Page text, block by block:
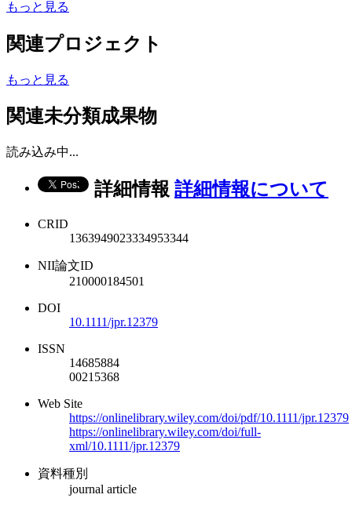
もっと見る
関連プロジェクト
もっと見る
関連未分類成果物
読み込み中...
詳細情報 詳細情報について
CRID
1363949023334953344
NII論文ID
210000184501
DOI
10.1111/jpr.12379
ISSN
14685884
00215368
Web Site
https://onlinelibrary.wiley.com/doi/pdf/10.1111/jpr.12379
https://onlinelibrary.wiley.com/doi/full-
xml/10.1111/jpr.12379
資料種別
journal article